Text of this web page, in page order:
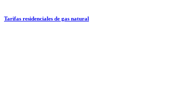
Tarifas residenciales de gas natural